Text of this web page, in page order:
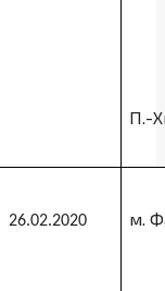
П.-
26.02.2020 м.